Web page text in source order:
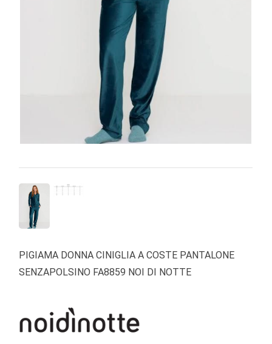
PIGIAMA DONNA CINIGLIA A COSTE PANTALONE
SENZAPOLSINO FA8859 NOI DI NOTTE